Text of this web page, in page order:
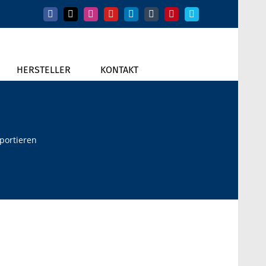
Facebook
X InstagramYouTubeLinkedIn
TumblrPinterestVimeo
HERSTELLER KONTAKT